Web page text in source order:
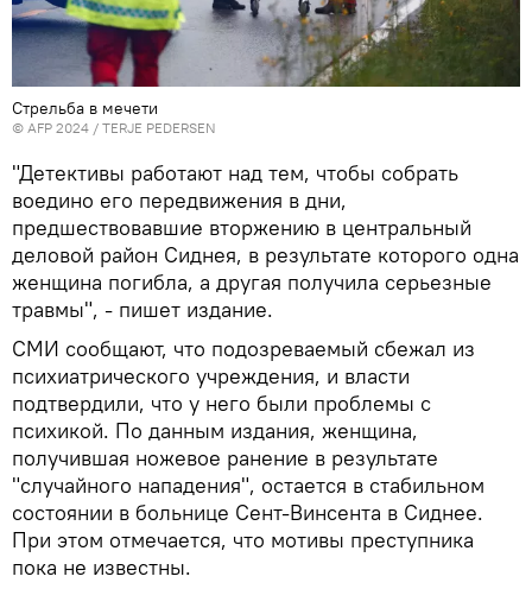
Стрельба в мечети
© AFP 2024 / TERJE PEDERSEN
"Детективы работают над тем, чтобы собрать
воедино его передвижения в дни,
предшествовавшие вторжению в центральный
деловой район Сиднея, в результате которого одна
женщина погибла, а другая получила серьезные
травмы", - пишет издание.
СМИ сообщают, что подозреваемый сбежал из
психиатрического учреждения, и власти
подтвердили, что у него были проблемы с
психикой. По данным издания, женщина,
получившая ножевое ранение в результате
"случайного нападения", остается в стабильном
состоянии в больнице Сент-Винсента в Сиднее.
При этом отмечается, что мотивы преступника
пока не известны.